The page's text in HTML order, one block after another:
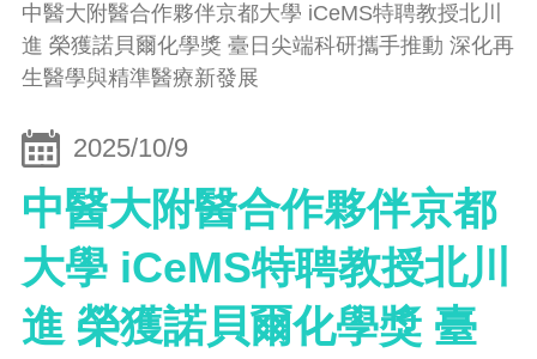
中醫大附醫合作夥伴京都大學 iCeMS特聘教授北川
進 榮獲諾貝爾化學獎 臺日尖端科研攜手推動 深化再
生醫學與精準醫療新發展
2025/10/9
中醫大附醫合作夥伴京都
大學 iCeMS特聘教授北川
進 榮獲諾貝爾化學獎 臺